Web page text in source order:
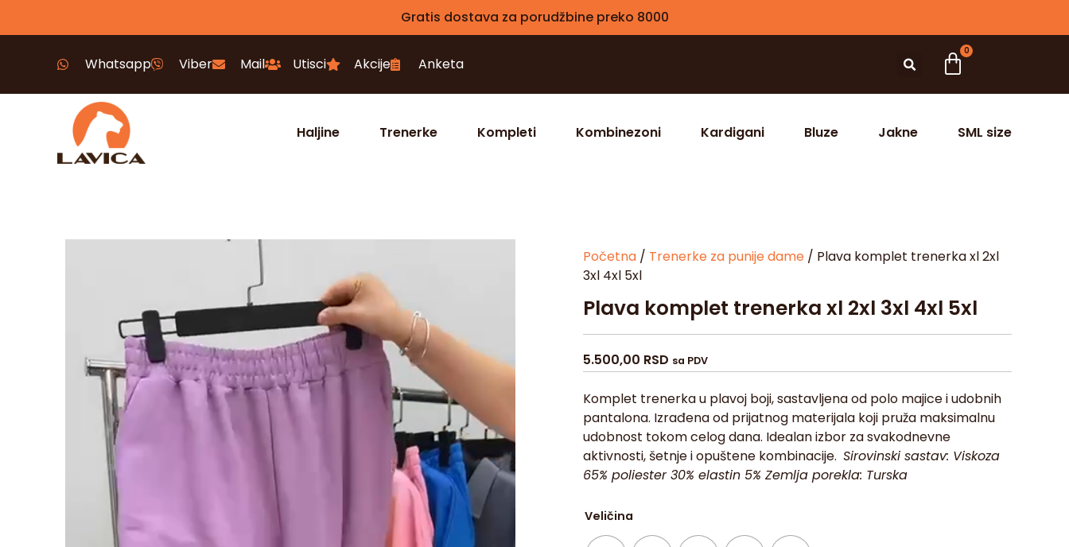
Gratis dostava za porudžbine preko 8000
Whatsapp Viber Mail Utisci Akcije Anketa
0
Haljine Trenerke Kompleti Kombinezoni Kardigani Bluze Jakne SML size
Početna/ Trenerke za punije dame/ Plava komplet trenerka xl 2xl
3xl 4xl 5xl
Plava komplet trenerka xl 2xl 3xl 4xl 5xl
5.500,00 RSD sa PDV
Komplet trenerka u plavoj boji, sastavljena od polo majice i udobnih
pantalona. Izrađena od prijatnog materijala koji pruža maksimalnu
udobnost tokom celog dana. Idealan izbor za svakodnevne
aktivnosti, šetnje i opuštene kombinacije. Sirovinski sastav: Viskoza
65% poliester 30% elastin 5% Zemlja porekla: Turska
Veličina